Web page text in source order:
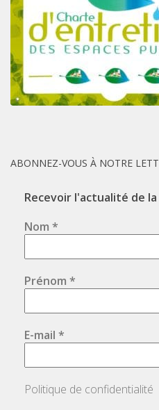
ABONNEZ-VOUS À NOTRE
Recevoir l'actualité de
Nom *
Prénom *
E-mail *
Politique de confidentialité